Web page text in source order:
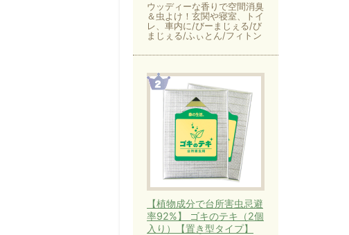
ウッディーな香りで空間消臭
＆虫よけ！玄関や寝室、トイ
レ、車内に/びーまじぇる/び
まじぇる/ふぃとん/フィトン
【植物成分で台所害虫忌避
率92%】 ゴキのテキ（2個
入り）【置き型タイプ】